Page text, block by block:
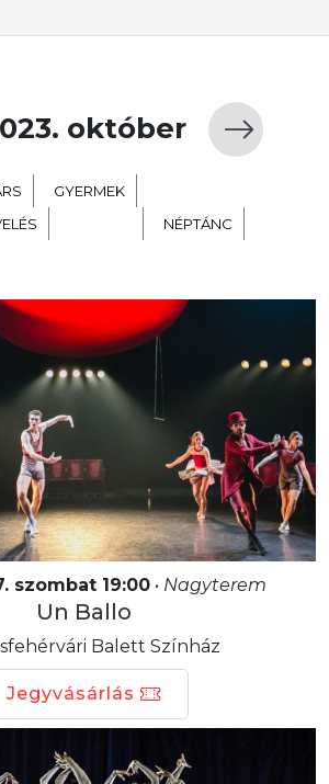
október
GYERMEK
NÉPTÁNC
szombat 19:00• Nagyterem
Un Ballo
Balett Színház
Jegyvásárlás